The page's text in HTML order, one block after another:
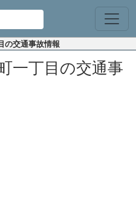
の交通事故情報
一丁目の交通事